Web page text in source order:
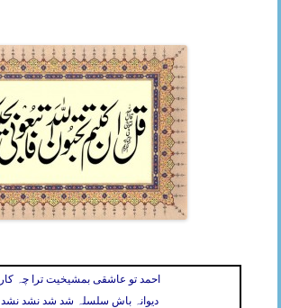
احمد تو عاشقی بمشیخیت ترا چہ کار
دیوانہ باش سلسلہ شد شد نشد نشد